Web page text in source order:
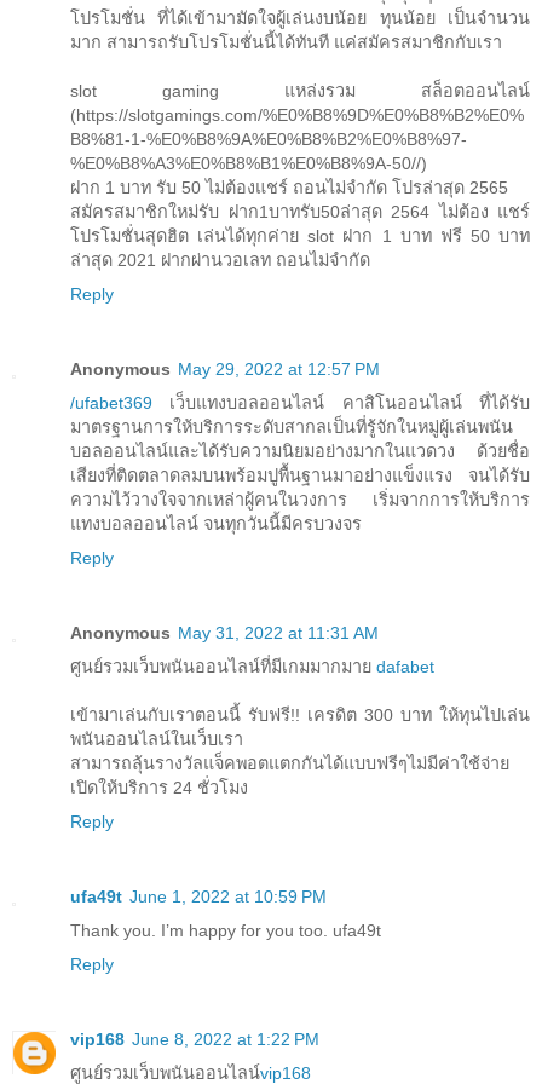
โปรโมชั่น ที่ได้เข้ามามัดใจผู้เล่นงบน้อย ทุนน้อย เป็นจำนวน
มาก สามารถรับโปรโมชั่นนี้ได้ทันที แค่สมัครสมาชิกกับเรา
slot gaming แหล่งรวม สล็อตออนไลน์
(https://slotgamings.com/%E0%B8%9D%E0%B8%B2%E0%
B8%81-1-%E0%B8%9A%E0%B8%B2%E0%B8%97-
%E0%B8%A3%E0%B8%B1%E0%B8%9A-50//)
ฝาก 1 บาท รับ 50 ไม่ต้องแชร์ ถอนไม่จำกัด โปรล่าสุด 2565
สมัครสมาชิกใหม่รับ ฝาก1บาทรับ50ล่าสุด 2564 ไม่ต้อง แชร์
โปรโมชั่นสุดฮิต เล่นได้ทุกค่าย slot ฝาก 1 บาท ฟรี 50 บาท
ล่าสุด 2021 ฝากผ่านวอเลท ถอนไม่จำกัด
Reply
Anonymous May 29, 2022 at 12:57 PM
/ufabet369 เว็บแทงบอลออนไลน์ คาสิโนออนไลน์ ที่ได้รับ
มาตรฐานการให้บริการระดับสากลเป็นที่รู้จักในหมู่ผู้เล่นพนัน
บอลออนไลน์และได้รับความนิยมอย่างมากในแวดวง ด้วยชื่อ
เสียงที่ติดตลาดลมบนพร้อมปูพื้นฐานมาอย่างแข็งแรง จนได้รับ
ความไว้วางใจจากเหล่าผู้คนในวงการ เริ่มจากการให้บริการ
แทงบอลออนไลน์ จนทุกวันนี้มีครบวงจร
Reply
Anonymous May 31, 2022 at 11:31 AM
ศูนย์รวมเว็บพนันออนไลน์ที่มีเกมมากมาย dafabet
เข้ามาเล่นกับเราตอนนี้ รับฟรี!! เครดิต 300 บาท ให้ทุนไปเล่น
พนันออนไลน์ในเว็บเรา
สามารถลุ้นรางวัลแจ็คพอตแตกกันได้แบบฟรีๆไม่มีค่าใช้จ่าย
เปิดให้บริการ 24 ชั่วโมง
Reply
ufa49t June 1, 2022 at 10:59 PM
Thank you. I’m happy for you too. ufa49t
Reply
vip168 June 8, 2022 at 1:22 PM
ศูนย์รวมเว็บพนันออนไลน์vip168